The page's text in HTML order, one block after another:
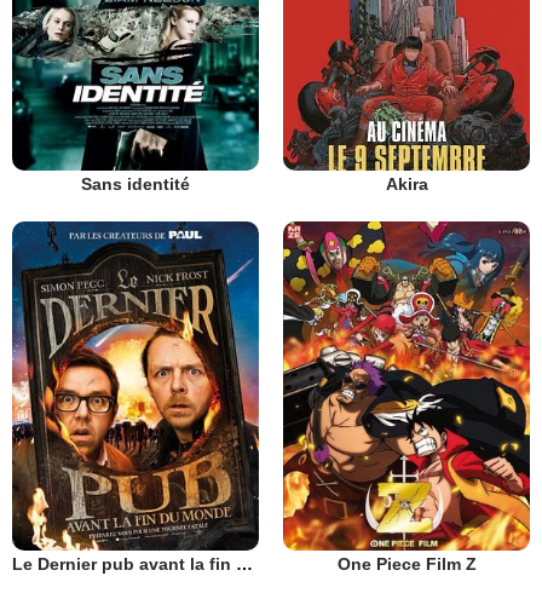
Sans identité Akira
Le Dernier pub avant la fin du monde One Piece Film Z